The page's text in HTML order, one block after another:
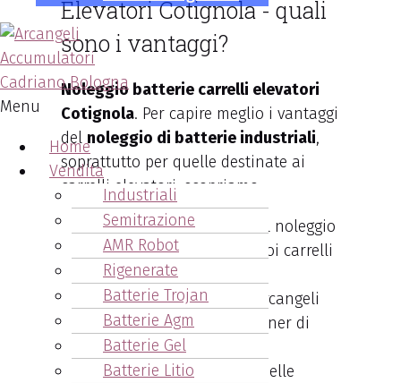
Menu
Home
Vendita
Industriali
Semitrazione
AMR Robot
Rigenerate
Batterie Trojan
Batterie Agm
Batterie Gel
Batterie Litio
Elevatori Cotignola - quali
sono i vantaggi?
Noleggio batterie carrelli elevatori
Cotignola. Per capire meglio i vantaggi
del noleggio di batterie industriali,
soprattutto per quelle destinate ai
carrelli elevatori, scopriamo:
le ragioni per scegliere il noleggio
di accumulatori per i tuoi carrelli
elevatori,
i vantaggi di scegliere Arcangeli
Accumulatori come partner di
noleggio,
come ottimizzare l’uso delle